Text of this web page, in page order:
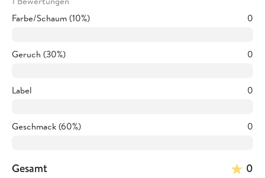
Farbe/Schaum (10%)
0
Geruch (30%) 0
Label 0
Geschmack (60%) 0
Gesamt 0